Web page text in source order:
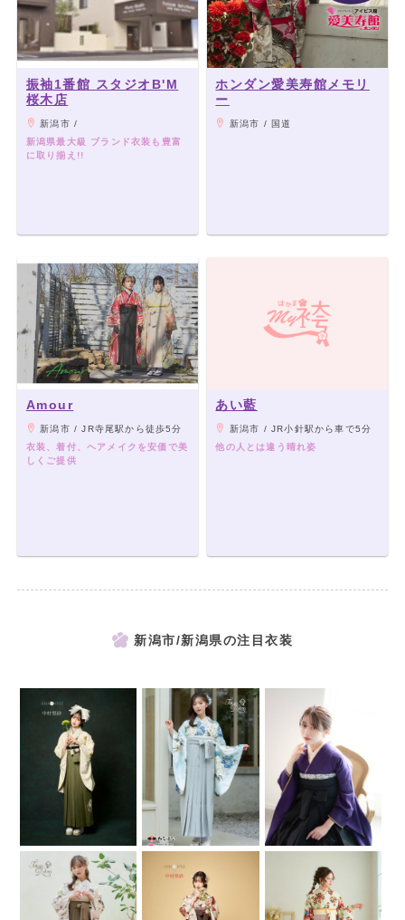
振袖1番館 スタジオB'M
桜木店
新潟市 /
新潟県最大級 ブランド衣装も豊富
に取り揃え!!
ホンダン愛美寿館メモリ
ー
新潟市 / 国道
Amour
新潟市 / JR寺尾駅から徒歩5分
衣装、着付、ヘアメイクを安価で美
しくご提供
あい藍
新潟市 / JR小針駅から車で5分
他の人とは違う晴れ姿
新潟市/新潟県の注目衣装